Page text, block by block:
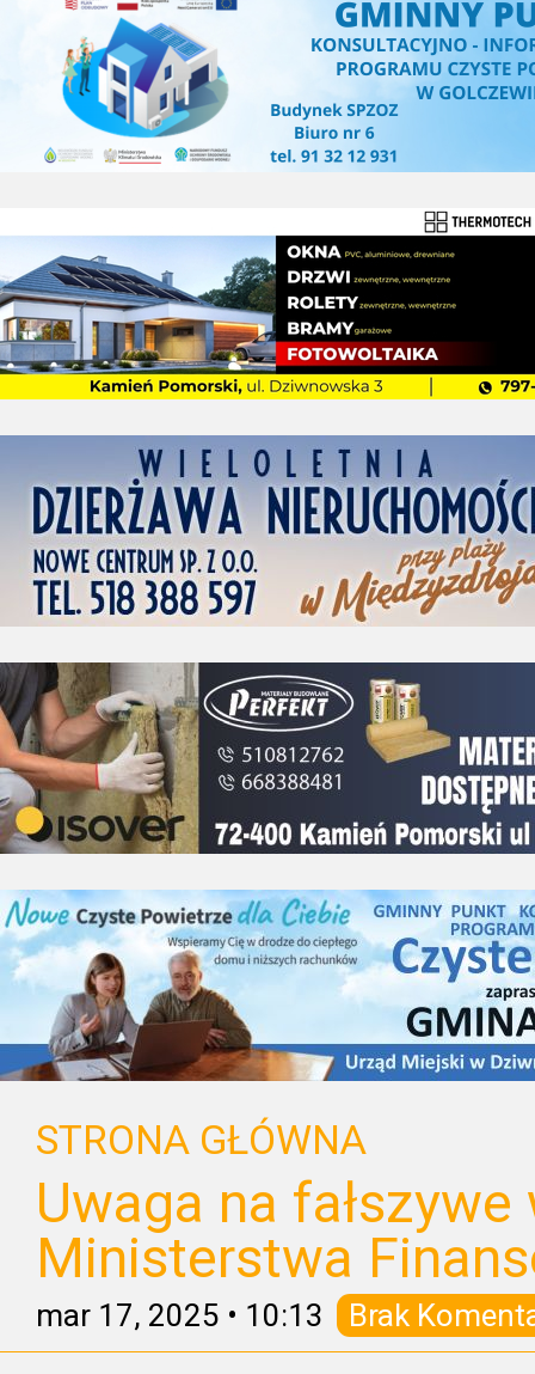
STRONA GŁÓWNA
Uwaga na
Ministerstwa
mar 17, 2025 • 10:13 Brak